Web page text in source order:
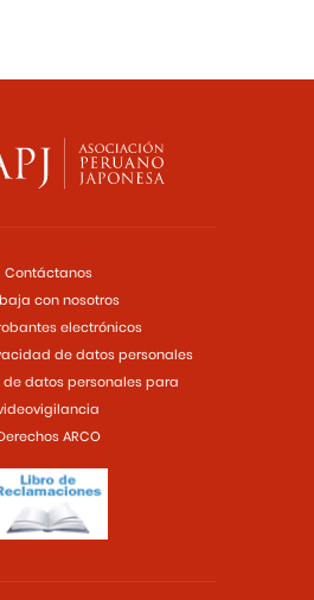
Contáctanos
con nosotros
electrónicos
de datos personales
datos personales para
ARCO